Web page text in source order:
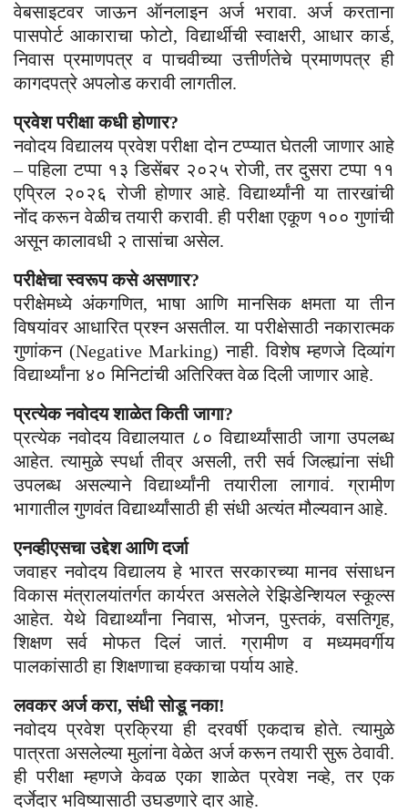
वेबसाइटवर जाऊन ऑनलाइन अर्ज भरावा. अर्ज करताना
पासपोर्ट आकाराचा फोटो, विद्यार्थीची स्वाक्षरी, आधार कार्ड,
निवास प्रमाणपत्र व पाचवीच्या उत्तीर्णतेचे प्रमाणपत्र ही
कागदपत्रे अपलोड करावी लागतील.
प्रवेश परीक्षा कधी होणार?
नवोदय विद्यालय प्रवेश परीक्षा दोन टप्प्यात घेतली जाणार आहे
– पहिला टप्पा १३ डिसेंबर २०२५ रोजी, तर दुसरा टप्पा ११
एप्रिल २०२६ रोजी होणार आहे. विद्यार्थ्यांनी या तारखांची
नोंद करून वेळीच तयारी करावी. ही परीक्षा एकूण १०० गुणांची
असून कालावधी २ तासांचा असेल.
परीक्षेचा स्वरूप कसे असणार?
परीक्षेमध्ये अंकगणित, भाषा आणि मानसिक क्षमता या तीन
विषयांवर आधारित प्रश्न असतील. या परीक्षेसाठी नकारात्मक
गुणांकन (Negative Marking) नाही. विशेष म्हणजे दिव्यांग
विद्यार्थ्यांना ४० मिनिटांची अतिरिक्त वेळ दिली जाणार आहे.
प्रत्येक नवोदय शाळेत किती जागा?
प्रत्येक नवोदय विद्यालयात ८० विद्यार्थ्यांसाठी जागा उपलब्ध
आहेत. त्यामुळे स्पर्धा तीव्र असली, तरी सर्व जिल्ह्यांना संधी
उपलब्ध असल्याने विद्यार्थ्यांनी तयारीला लागावं. ग्रामीण
भागातील गुणवंत विद्यार्थ्यांसाठी ही संधी अत्यंत मौल्यवान आहे.
एनव्हीएसचा उद्देश आणि दर्जा
जवाहर नवोदय विद्यालय हे भारत सरकारच्या मानव संसाधन
विकास मंत्रालयांतर्गत कार्यरत असलेले रेझिडेन्शियल स्कूल्स
आहेत. येथे विद्यार्थ्यांना निवास, भोजन, पुस्तकं, वसतिगृह,
शिक्षण सर्व मोफत दिलं जातं. ग्रामीण व मध्यमवर्गीय
पालकांसाठी हा शिक्षणाचा हक्काचा पर्याय आहे.
लवकर अर्ज करा, संधी सोडू नका!
नवोदय प्रवेश प्रक्रिया ही दरवर्षी एकदाच होते. त्यामुळे
पात्रता असलेल्या मुलांना वेळेत अर्ज करून तयारी सुरू ठेवावी.
ही परीक्षा म्हणजे केवळ एका शाळेत प्रवेश नव्हे, तर एक
दर्जेदार भविष्यासाठी उघडणारे दार आहे.